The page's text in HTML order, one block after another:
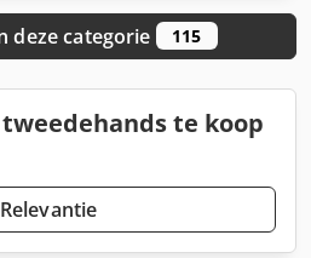
deze categorie 115
te koop